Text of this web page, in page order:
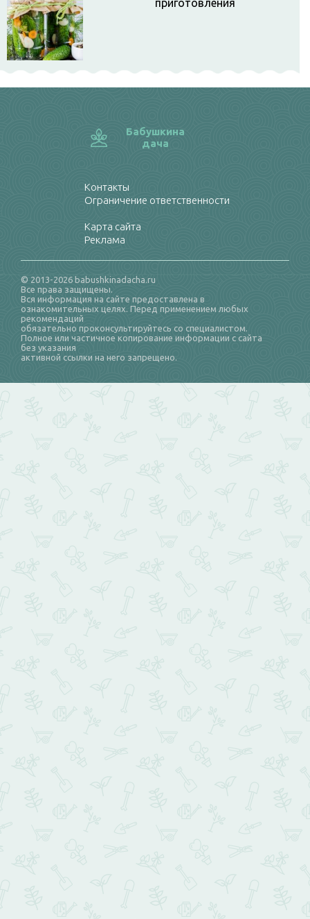
приготовления
Бабушкина
дача
Контакты
Ограничение ответственности
Карта сайта
Реклама
© 2013-2026 babushkinadacha.ru
Все права защищены.
Вся информация на сайте предоставлена в
ознакомительных целях. Перед применением любых
рекомендаций
обязательно проконсультируйтесь со специалистом.
Полное или частичное копирование информации с сайта
без указания
активной ссылки на него запрещено.